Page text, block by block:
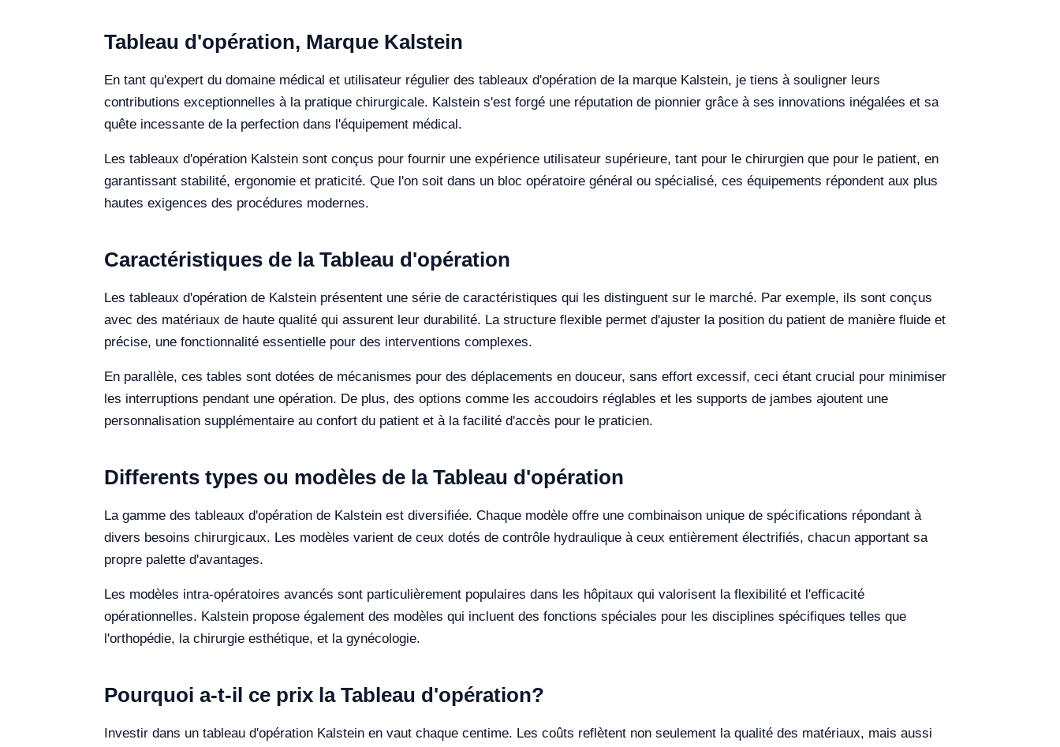
Tableau d'opération, Marque Kalstein
En tant qu'expert du domaine médical et utilisateur régulier des tableaux d'opération de la marque Kalstein, je tiens à souligner leurs
contributions exceptionnelles à la pratique chirurgicale. Kalstein s'est forgé une réputation de pionnier grâce à ses innovations inégalées et sa
quête incessante de la perfection dans l'équipement médical.
Les tableaux d'opération Kalstein sont conçus pour fournir une expérience utilisateur supérieure, tant pour le chirurgien que pour le patient, en
garantissant stabilité, ergonomie et praticité. Que l'on soit dans un bloc opératoire général ou spécialisé, ces équipements répondent aux plus
hautes exigences des procédures modernes.
Caractéristiques de la Tableau d'opération
Les tableaux d'opération de Kalstein présentent une série de caractéristiques qui les distinguent sur le marché. Par exemple, ils sont conçus
avec des matériaux de haute qualité qui assurent leur durabilité. La structure flexible permet d'ajuster la position du patient de manière fluide et
précise, une fonctionnalité essentielle pour des interventions complexes.
En parallèle, ces tables sont dotées de mécanismes pour des déplacements en douceur, sans effort excessif, ceci étant crucial pour minimiser
les interruptions pendant une opération. De plus, des options comme les accoudoirs réglables et les supports de jambes ajoutent une
personnalisation supplémentaire au confort du patient et à la facilité d'accès pour le praticien.
Differents types ou modèles de la Tableau d'opération
La gamme des tableaux d'opération de Kalstein est diversifiée. Chaque modèle offre une combinaison unique de spécifications répondant à
divers besoins chirurgicaux. Les modèles varient de ceux dotés de contrôle hydraulique à ceux entièrement électrifiés, chacun apportant sa
propre palette d'avantages.
Les modèles intra-opératoires avancés sont particulièrement populaires dans les hôpitaux qui valorisent la flexibilité et l'efficacité
opérationnelles. Kalstein propose également des modèles qui incluent des fonctions spéciales pour les disciplines spécifiques telles que
l'orthopédie, la chirurgie esthétique, et la gynécologie.
Pourquoi a-t-il ce prix la Tableau d'opération?
Investir dans un tableau d'opération Kalstein en vaut chaque centime. Les coûts reflètent non seulement la qualité des matériaux, mais aussi